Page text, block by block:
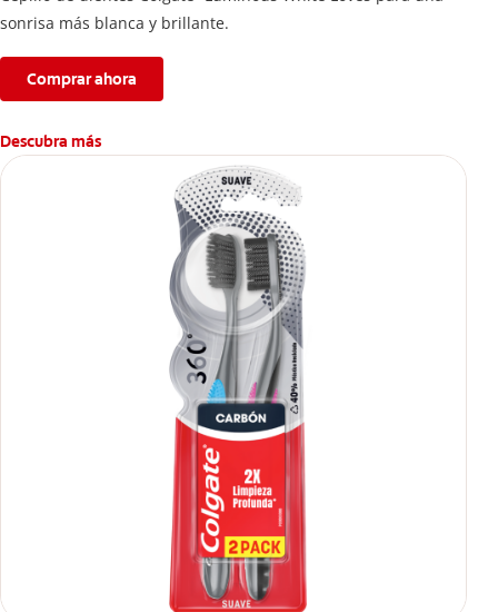
sonrisa más blanca y brillante.
Comprar ahora
Descubra más